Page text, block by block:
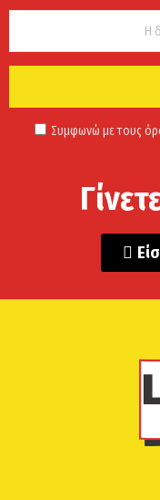
Συμφωνώ με τους